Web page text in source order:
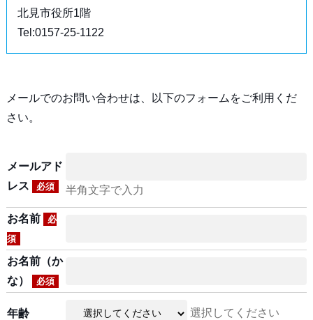
北見市役所1階
Tel:0157-25-1122
メールでのお問い合わせは、以下のフォームをご利用くだ
さい。
メールアド
レス
必須 半角文字で入力
お名前
必
須
お名前（か
な）
必須
年齢 選択してください